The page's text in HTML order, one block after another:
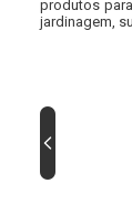
produtos
jardinagem,